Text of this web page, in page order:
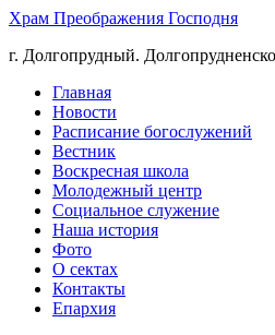
Храм Преображения Господня
г. Долгопрудный.
Главная
Новости
Расписание богослужений
Вестник
Воскресная школа
Молодежный центр
Социальное служение
Наша история
Фото
О сектах
Контакты
Епархия